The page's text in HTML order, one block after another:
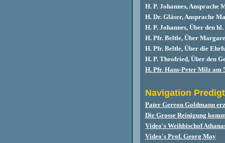
H. P. Johannes, Ansprache
H. Dr. Gläser, Ansprache
H. P. Johannes, Über den
H. Pfr. Beltle, Über
H. Pfr. Beltle, Über die
H. P. Theofried, Über den
H. Pfr. Hans-Peter Milz am
Navigation
Pater Gereon Goldmann
Die Grosse Reinigung
Video's Weihbischof
Video's Prof. Georg May